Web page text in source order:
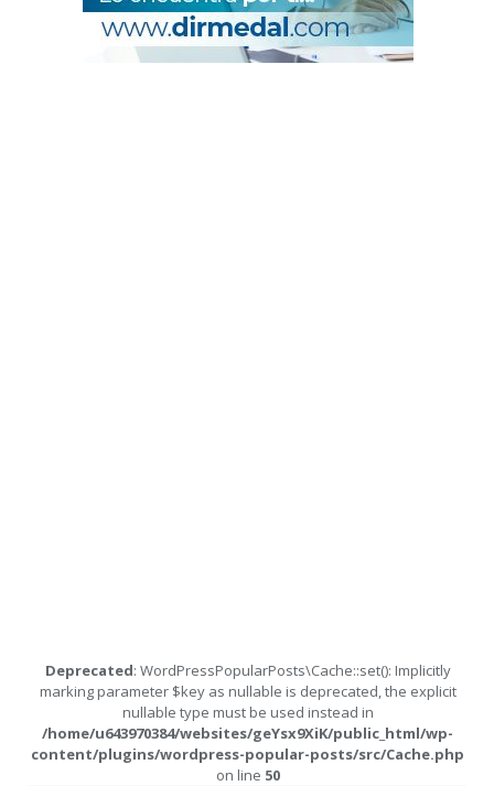
Deprecated: WordPressPopularPosts\Cache::set(): Implicitly
marking parameter $key as nullable is deprecated, the explicit
nullable type must be used instead in
/home/u643970384/websites/geYsx9XiK/public_html/wp-
content/plugins/wordpress-popular-posts/src/Cache.php
on line 50